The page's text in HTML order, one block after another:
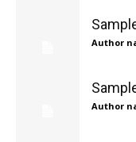
Author
Author